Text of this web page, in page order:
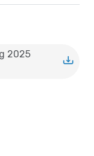
2025